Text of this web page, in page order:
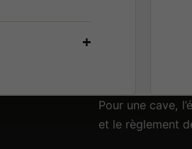
Pour une cave,
et le règlement